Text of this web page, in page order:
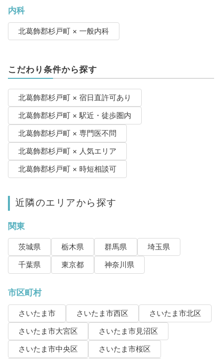
内科
北葛飾郡杉戸町 × 一般内科
こだわり条件から探す
北葛飾郡杉戸町 × 宿日直許可あり
北葛飾郡杉戸町 × 駅近・徒歩圏内
北葛飾郡杉戸町 × 専門医不問
北葛飾郡杉戸町 × 人気エリア
北葛飾郡杉戸町 × 時短相談可
近隣のエリアから探す
関東
茨城県 栃木県 群馬県
埼玉県
千葉県
東京都 神奈川県
市区町村
さいたま市 さいたま市西区
さいたま市北区
さいたま市大宮区
さいたま市見沼区
さいたま市中央区
さいたま市桜区